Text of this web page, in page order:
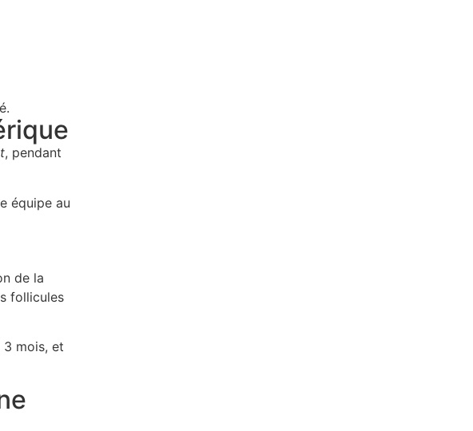
, pendant
équipe au
de la
follicules
mois, et